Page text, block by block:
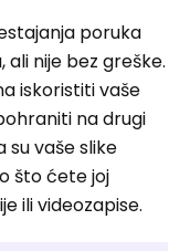
poruka
nije bez greške.
iskoristiti vaše
na drugi
su vaše slike
što ćete joj
ili videozapise.